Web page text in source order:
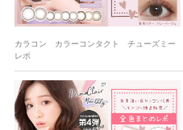
カラコン カラーコンタクト チューズミ
レポ